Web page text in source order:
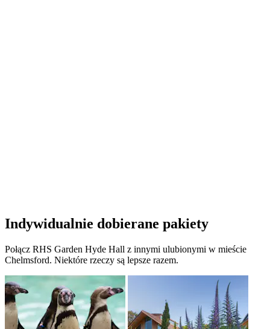
Indywidualnie dobierane pakiety
Połącz RHS Garden Hyde Hall z innymi ulubionymi w mieście
Chelmsford. Niektóre rzeczy są lepsze razem.